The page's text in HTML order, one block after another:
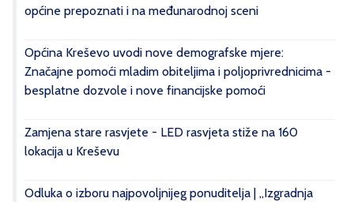
općine prepoznati i na međunarodnoj sceni
Općina Kreševo uvodi nove demografske mjere:
Značajne pomoći mladim obiteljima i poljoprivrednicima -
besplatne dozvole i nove financijske pomoći
Zamjena stare rasvjete - LED rasvjeta stiže na 160
lokacija u Kreševu
Odluka o izboru najpovoljnijeg ponuditelja | „Izgradnja